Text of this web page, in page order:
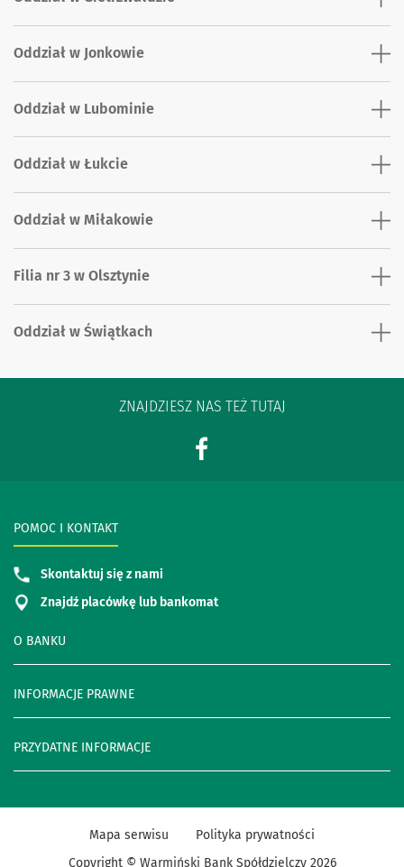
Oddział w Jonkowie
Oddział w Lubominie
Oddział w Łukcie
Oddział w Miłakowie
Filia nr 3 w Olsztynie
Oddział w Świątkach
ZNAJDZIESZ NAS TEŻ TUTAJ
O BANKU
INFORMACJE PRAWNE
PRZYDATNE INFORMACJE
POMOC I KONTAKT
Skontaktuj się z nami
Znajdź placówkę lub bankomat
Mapa serwisu
Polityka prywatności
Copyright © Warmiński Bank Spółdzielczy 2026